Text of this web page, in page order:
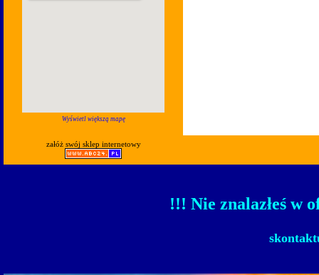
Wyświetl większą mapę
załóż swój sklep internetowy
!!! Nie znalazłeś w